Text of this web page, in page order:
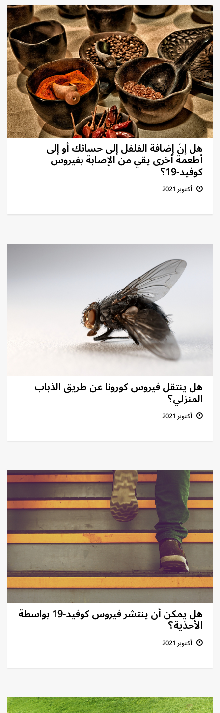
هل إنّ إضافة الفلفل إلى حسائك أو إلى
أطعمة أخرى يقي من الإصابة بفيروس
كوفيد-19؟
أكتوبر 2021
هل ينتقل فيروس كورونا عن طريق الذباب
المنزلي؟
أكتوبر 2021
هل يمكن أن ينتشر فيروس كوفيد-19 بواسطة
الأحذية؟
أكتوبر 2021